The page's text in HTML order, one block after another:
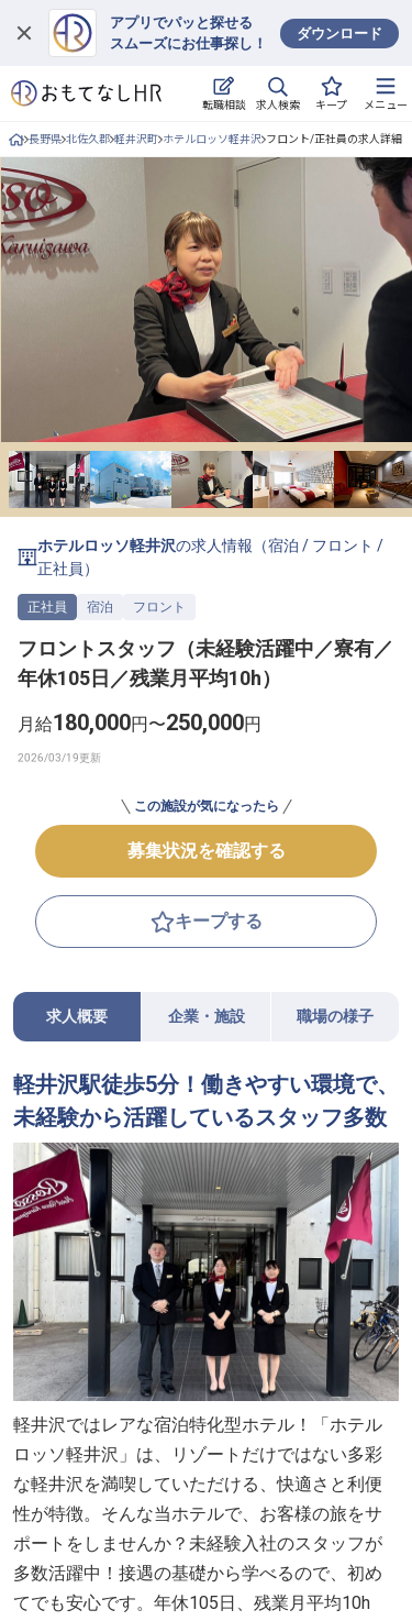
アプリでパッと探せる
スムーズにお仕事探し！
ダウンロード
転職相談 求人検索 キープ メニュー
ログイン
求人・施設を探す
キープした求人
就職・転職 合同説明会
おもてなしHRについて
ご利用の流れ
よくある質問
ホテル・宿泊業界情報コラム
無料 転職サポートに申し込む
長野県 北佐久郡 軽井沢町 ホテルロッソ軽井沢 フロント/正社員の求人詳細
ホテルロッソ軽井沢の求人情報（宿泊 / フロント /
正社員 ）
正社員 宿泊 フロント
フロントスタッフ（未経験活躍中／寮有／
年休105日／残業月平均10h）
月給180,000円〜250,000円
この施設が気になったら
募集状況を確認する
キープする
求人概要 企業・施設 職場の様子
軽井沢駅徒歩5分！働きやすい環境で、
未経験から活躍しているスタッフ多数
軽井沢ではレアな宿泊特化型ホテル！「ホテル
ロッソ軽井沢」は、リゾートだけではない多彩
な軽井沢を満喫していただける、快適さと利便
性が特徴。そんな当ホテルで、お客様の旅をサ
ポートをしませんか？未経験入社のスタッフが
多数活躍中！接遇の基礎から学べるので、初め
てでも安心です。年休105日、残業月平均10h